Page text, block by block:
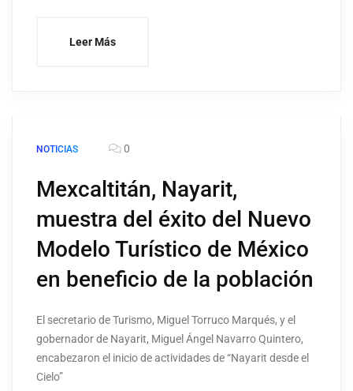
Leer Más
NOTICIAS 0
Mexcaltitán, Nayarit,
muestra del éxito del Nuevo
Modelo Turístico de México
en beneficio de la población
El secretario de Turismo, Miguel Torruco Marqués, y el
gobernador de Nayarit, Miguel Ángel Navarro Quintero,
encabezaron el inicio de actividades de “Nayarit desde el
Cielo”